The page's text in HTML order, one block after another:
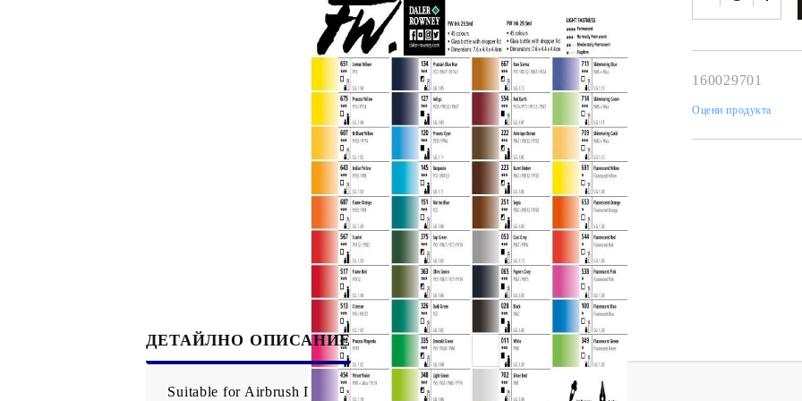
Гумирани листи, пера, шринк пластмаса и др.
VERSAMAGIC - Chalk ink,
Тебеширено мастило
BRILLIANCE - Пигментно мастило
ДЕКОРАТИВНИ И ПЕЧАТИ ЗА
ВОСЪК
ГУМЕНИ ПЕЧАТИ
ПОЛИМЕРНИ ПЕЧАТИ И
АКСЕСОАРИ
ПЕЧАТИ ЗА ВОСЪК И ЦВЕТНИ
ВОСЪЦИ
ХАРТИИ, ЗАГОТОВКИ ЗА
КАРТИЧКИ, ПЛИКОВЕ
Пликове и комплекти
картички
хартии
Цветни и крафт картони /
Креативни и ръчни картони
Креп, тишу, деко велпапе и
160029701
Оцени продукта
ДЕТАЙЛНО ОПИСАНИЕ
Suitable for Airbrush Подходящи за аерограф (еърбраш)